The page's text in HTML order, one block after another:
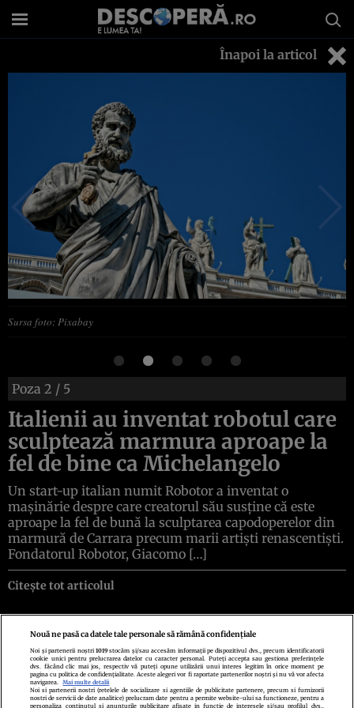
Înapoi la articol
Sursa foto: Pixabay
Poza 2 / 5
Italienii au inventat robotul care
sculptează marmura aproape la
fel de bine ca Michelangelo
Un start-up italian numit Robotor a inventat o
mașinărie despre care creatorul său susține că este
aproape la fel de bună la sculptarea capodoperelor din
marmură de Carrara precum marii artiști renascentiști.
Fondatorul Robotor, Giacomo […]
Citește tot articolul
Politica de confidenţialitatePolitica de cookiesTermeni şi condiţii
Echipa redacționalăContactSetări Cookies
Nouă ne pasă ca datele tale personale să rămână confidențiale
Noi și partenerii noștri1019 stocăm și/sau accesăm informații pe dispozitivul dvs., precum identificatorii
cookie unici pentru prelucrarea datelor cu caracter personal. Puteți accepta sau gestiona preferințele
dvs. făcând clic mai jos, respectiv vă puteți opune utilizării unui interes legitim în orice moment pe
pagina cu politica de confidențialitate. Aceste alegeri vor fi raportate partenerilor noștri și nu vă vor afecta
navigarea.
Mai multe detalii
Noi si partenerii nostri (retelele de socializare si agentiile de publicitate partenere, precum si furnizorii
nostri de servicii de date analitice) prelucram date pentru a permite website-ului sa functioneze, pentru a
personaliza continutul si anunturile publicitare afisate in functie de interesele si/sau profilul dvs.,